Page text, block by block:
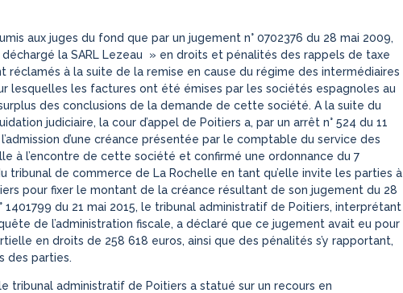
aux juges du fond que par un jugement n° 0702376 du 28 mai 2009,
la SARL Lezeau » en droits et pénalités des rappels de taxe
réclamés à la suite de la remise en cause du régime des intermédiaires
lesquelles les factures ont été émises par les sociétés espagnoles au
des conclusions de la demande de cette société. A la suite du
judiciaire, la cour d’appel de Poitiers a, par un arrêt n° 524 du 11
d’une créance présentée par le comptable du service des
à l’encontre de cette société et confirmé une ordonnance du 7
tribunal de commerce de La Rochelle en tant qu’elle invite les parties à
pour fixer le montant de la créance résultant de son jugement du 28
1401799 du 21 mai 2015, le tribunal administratif de Poitiers, interprétant
de l’administration fiscale, a déclaré que ce jugement avait eu pour
en droits de 258 618 euros, ainsi que des pénalités s’y rapportant,
des parties.
tribunal administratif de Poitiers a statué sur un recours en